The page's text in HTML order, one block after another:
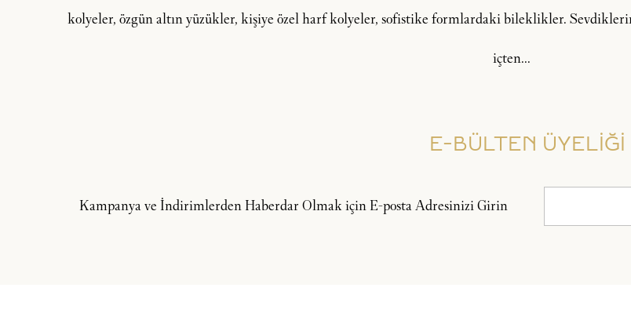
kolyeler, özgün altın yüzükler, kişiye özel harf kolyeler, sofistike formlardaki bileklikler.
içten...
E-BÜLTEN ÜYELİĞİ
Kampanya ve İndirimlerden Haberdar Olmak için E-posta Adresinizi Girin